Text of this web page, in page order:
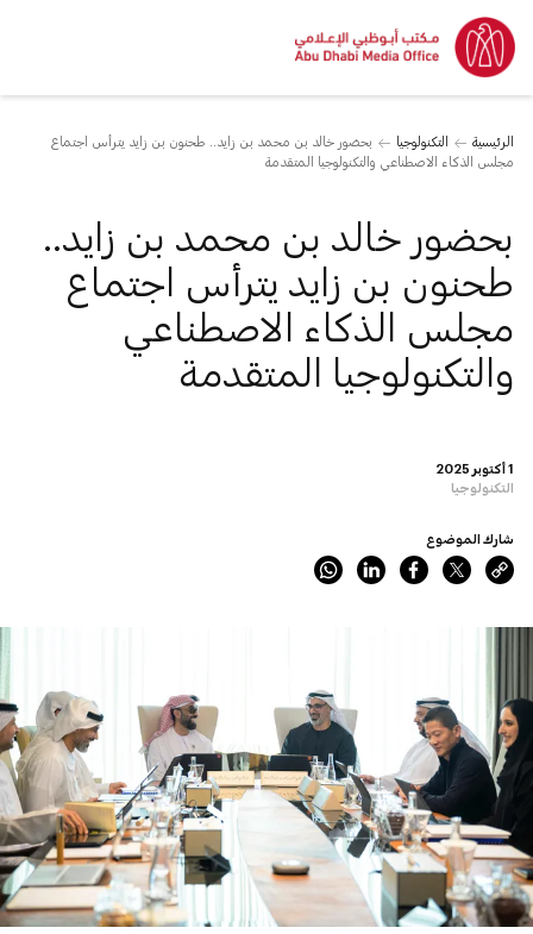
الرئيسية التكنولوجيا
بحضور خالد بن محمد بن زايد.. طحنون بن زايد يترأس اجتماع
مجلس الذكاء الاصطناعي والتكنولوجيا المتقدمة
1 أكتوبر 2025
التكنولوجيا
بحضور خالد بن محمد بن زايد..
طحنون بن زايد يترأس اجتماع
مجلس الذكاء الاصطناعي
والتكنولوجيا المتقدمة
شارك الموضوع